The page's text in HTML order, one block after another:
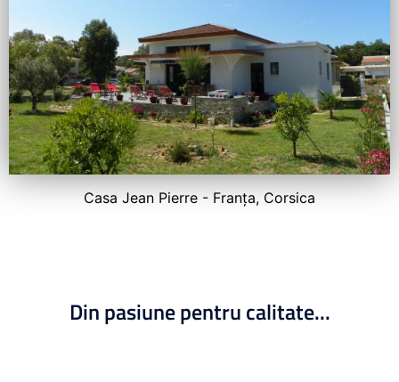
Casa Jean Pierre - Franța, Corsica
Din pasiune pentru calitate...